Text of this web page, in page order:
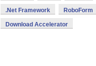
.Net Framework RoboForm
Download Accelerator